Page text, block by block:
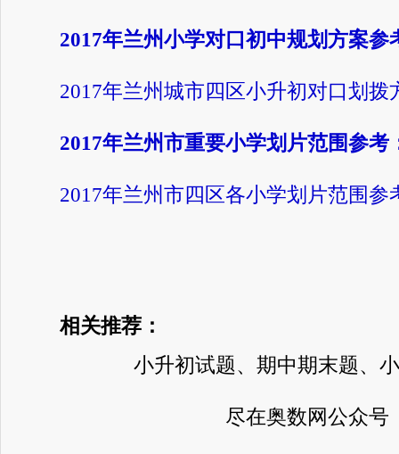
2017年兰州小学对口初中规划方案参
2017年兰州城市四区小升初对口划拨
2017年兰州市重要小学划片范围参考
2017年兰州市四区各小学划片范围参
相关推荐：
小升初试题、期中期末题、
尽在奥数网公众号